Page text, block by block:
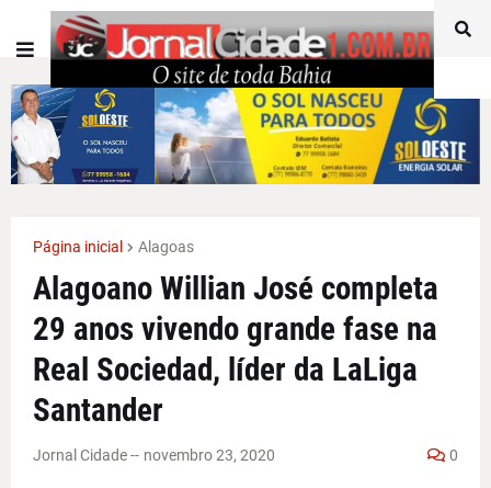
Página inicial Alagoas
Alagoano Willian José completa
29 anos vivendo grande fase na
Real Sociedad, líder da LaLiga
Santander
Jornal Cidade -- novembro 23, 2020 0